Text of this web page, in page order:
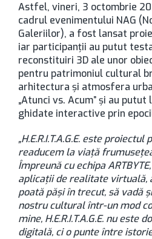
Astfel, vineri, 3 octombrie
cadrul evenimentului NAG
Galeriilor), a fost lansat
iar participanții au putut testa
reconstituiri 3D ale unor
pentru patrimoniul cultural
arhitectura și atmosfera
„Atunci vs. Acum” și au
ghidate interactive prin
„H.E.R.I.T.A.G.E. este
readucem la viață
Împreună cu echipa
aplicații de realitate virtuală,
poată păși în trecut, să vadă
nostru cultural într-un mod
mine, H.E.R.I.T.A.G.E. nu este
digitală, ci o punte între